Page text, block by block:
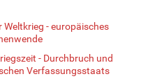
- europäisches
- Durchbruch und
Verfassungsstaats